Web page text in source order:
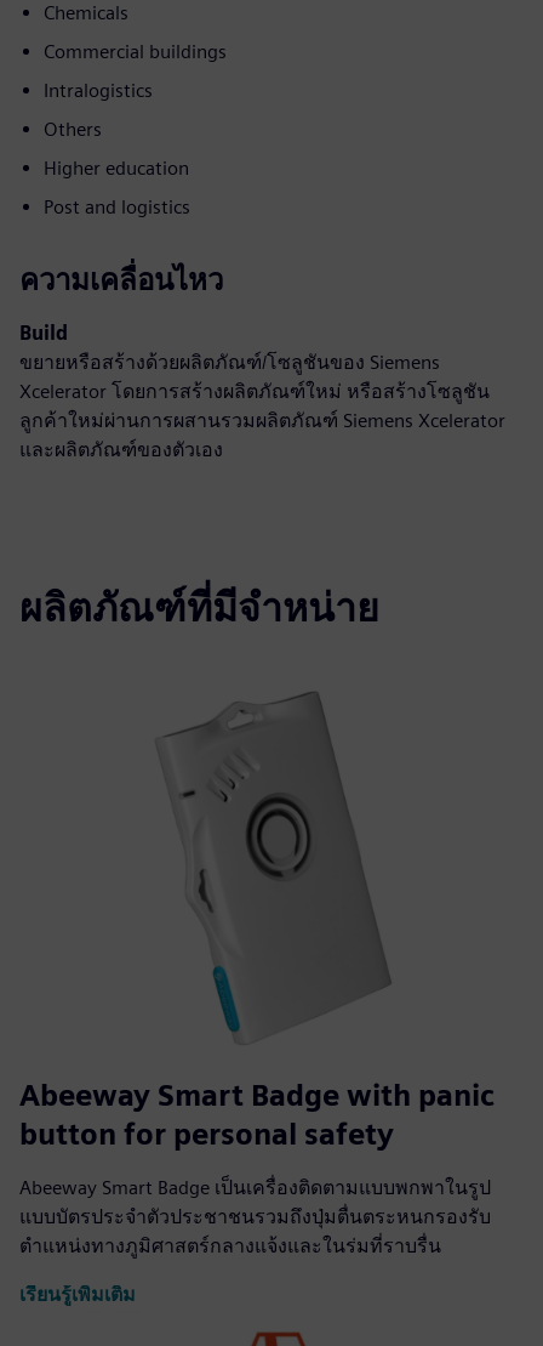
Chemicals
Commercial buildings
Intralogistics
Others
Higher education
Post and logistics
ความเคลื่อนไหว
Build
ขยายหรือสร้างด้วยผลิตภัณฑ์/โซลูชันของ Siemens
Xcelerator โดยการสร้างผลิตภัณฑ์ใหม่ หรือสร้างโซลูชัน
ลูกค้าใหม่ผ่านการผสานรวมผลิตภัณฑ์ Siemens Xcelerator
และผลิตภัณฑ์ของตัวเอง
ผลิตภัณฑ์ที่มีจำหน่าย
Abeeway Smart Badge with panic
button for personal safety
Abeeway Smart Badge เป็นเครื่องติดตามแบบพกพาในรูป
แบบบัตรประจำตัวประชาชนรวมถึงปุ่มตื่นตระหนกรองรับ
ตำแหน่งทางภูมิศาสตร์กลางแจ้งและในร่มที่ราบรื่น
เรียนรู้เพิ่มเติม